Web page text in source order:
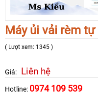
Máy ủi vải rèm tự
( Lượt xem: 1345 )
Giá: Liên hệ
Hotline: 0974 109 539